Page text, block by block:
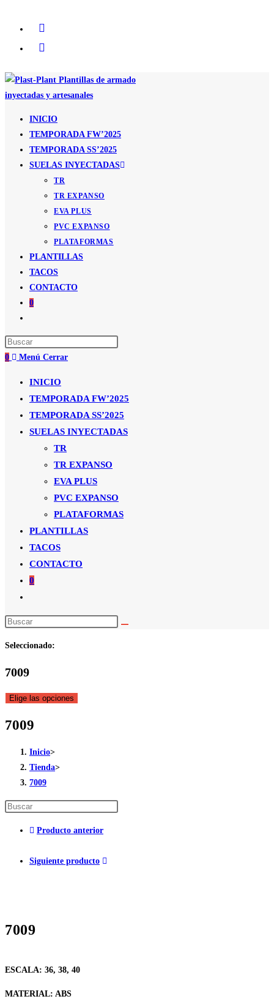
contenido
INICIO
TEMPORADA FW’2025
TEMPORADA SS’2025
SUELAS INYECTADAS
TR
TR EXPANSO
EVA PLUS
PVC EXPANSO
PLATAFORMAS
PLANTILLAS
TACOS
CONTACTO
0
de
la
web
0 Menú Cerrar
INICIO
TEMPORADA FW’2025
TEMPORADA SS’2025
SUELAS INYECTADAS
TR
TR EXPANSO
EVA PLUS
PVC EXPANSO
PLATAFORMAS
PLANTILLAS
TACOS
CONTACTO
0
de
la
Seleccionado:
7009
Elige las opciones
7009
Inicio>
Tienda>
7009
Producto anterior
Siguiente producto
7009
ESCALA: 36, 38, 40
MATERIAL: ABS